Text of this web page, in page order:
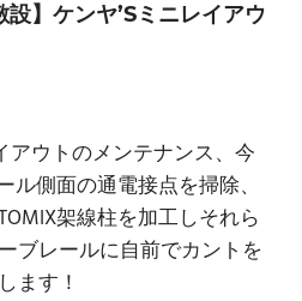
設】ケンヤ’Sミニレイアウ
アウトのメンテナンス、今
ル側面の通電接点を掃除、
架線柱を加工しそれら
ブレールに自前でカントを
ます！